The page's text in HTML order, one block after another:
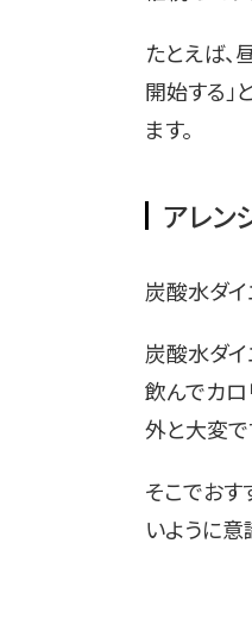
たとえば
開始する」
ます。
アレン
炭酸水ダイ
炭酸水ダイ
飲んでカ
外と大変で
そこでおす
いように意